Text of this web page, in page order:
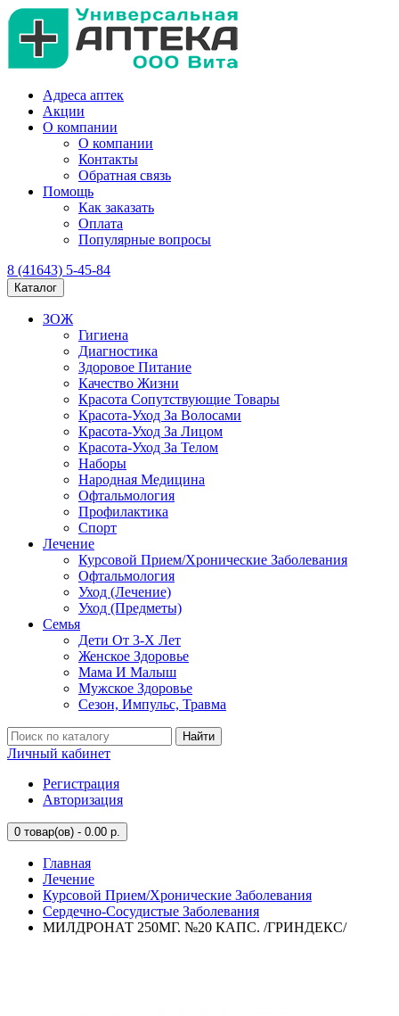
Адреса аптек
Акции
О компании
О компании
Контакты
Обратная связь
Помощь
Как заказать
Оплата
Популярные вопросы
8 (41643) 5-45-84
Каталог
ЗОЖ
Гигиена
Диагностика
Здоровое Питание
Качество Жизни
Красота Сопутствующие Товары
Красота-Уход За Волосами
Красота-Уход За Лицом
Красота-Уход За Телом
Наборы
Народная Медицина
Офтальмология
Профилактика
Спорт
Лечение
Курсовой Прием/Хронические Заболевания
Офтальмология
Уход (Лечение)
Уход (Предметы)
Семья
Дети От 3-Х Лет
Женское Здоровье
Мама И Малыш
Мужское Здоровье
Сезон, Импульс, Травма
Найти
Личный кабинет
Регистрация
Авторизация
0 товар(ов) - 0.00 р.
Главная
Лечение
Курсовой Прием/Хронические Заболевания
Сердечно-Сосудистые Заболевания
МИЛДРОНАТ 250МГ. №20 КАПС. /ГРИНДЕКС/